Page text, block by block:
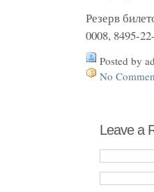
Резерв
0008, 8495-
Posted by
No
Leave a